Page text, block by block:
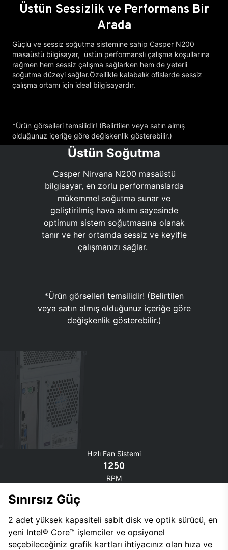
Üstün Sessizlik ve Performans Bir
Arada
Güçlü ve sessiz soğutma sistemine sahip Casper N200
masaüstü bilgisayar, üstün performanslı çalışma koşullarına
rağmen hem sessiz çalışma sağlarken hem de yeterli
soğutma düzeyi sağlar.Özellikle kalabalık ofislerde sessiz
çalışma ortamı için ideal bilgisayardır.
*Ürün görselleri temsilidir! (Belirtilen veya satın almış
olduğunuz içeriğe göre değişkenlik gösterebilir.)
Üstün Soğutma
Casper Nirvana N200 masaüstü
bilgisayar, en zorlu performanslarda
mükemmel soğutma sunar ve
geliştirilmiş hava akımı sayesinde
optimum sistem soğutmasına olanak
tanır ve her ortamda sessiz ve keyifle
çalışmanızı sağlar.
*Ürün görselleri temsilidir! (Belirtilen
veya satın almış olduğunuz içeriğe göre
değişkenlik gösterebilir.)
Hızlı Fan Sistemi
1250
RPM
Sınırsız Güç
2 adet yüksek kapasiteli sabit disk ve optik sürücü, en
yeni Intel® Core™ işlemciler ve opsiyonel
seçebileceğiniz grafik kartları ihtiyacınız olan hıza ve